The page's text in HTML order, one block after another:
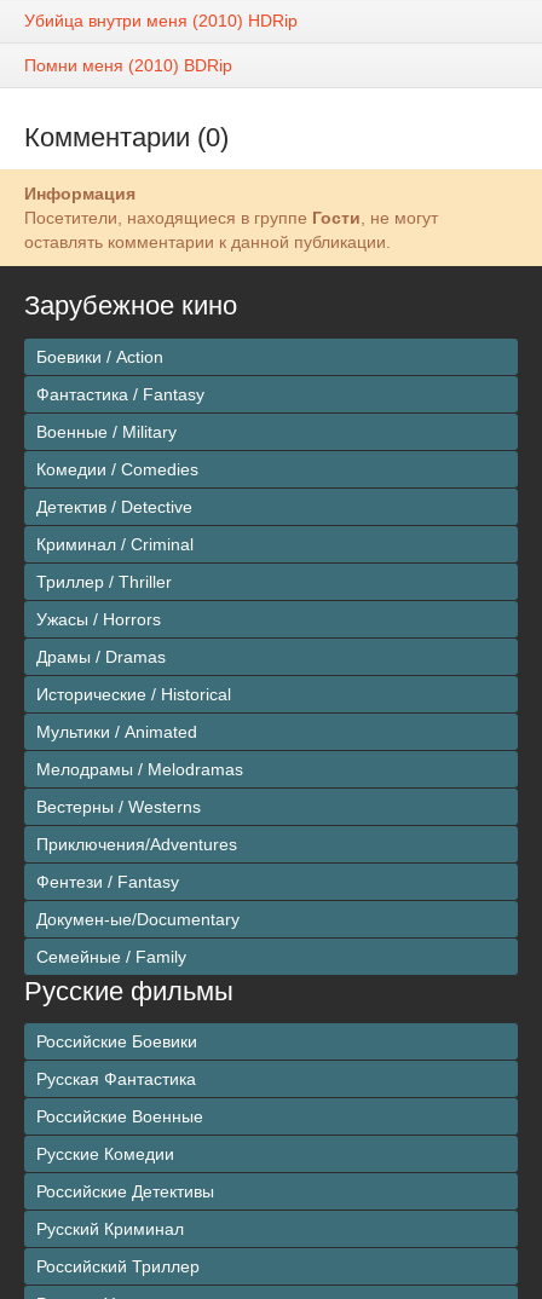
Убийца внутри меня (2010) НDRір
Помни меня (2010) BDRір
Комментарии (0)
Информация
Посетители, находящиеся в группе Гости, не могут
оставлять комментарии к данной публикации.
Зарубежное кино
Боевики / Action
Фантастика / Fantasy
Военные / Military
Комедии / Comedies
Детектив / Detective
Криминал / Criminal
Триллер / Thriller
Ужасы / Horrors
Драмы / Dramas
Исторические / Historical
Мультики / Animated
Мелодрамы / Melodramas
Вестерны / Westerns
Приключения/Adventures
Фентези / Fantasy
Докумен-ые/Documentary
Семейные / Family
Русские фильмы
Российские Боевики
Русская Фантастика
Российские Военные
Русские Комедии
Российские Детективы
Русский Криминал
Российский Триллер